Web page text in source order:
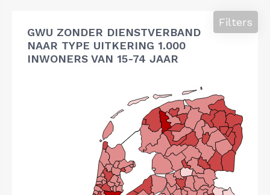
GWU ZONDER DIENSTVERBAND
NAAR TYPE UITKERING 1.000
INWONERS VAN 15-74 JAAR
Filters